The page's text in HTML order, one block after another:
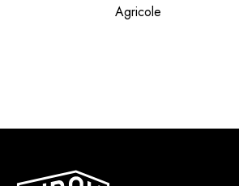
Agricole